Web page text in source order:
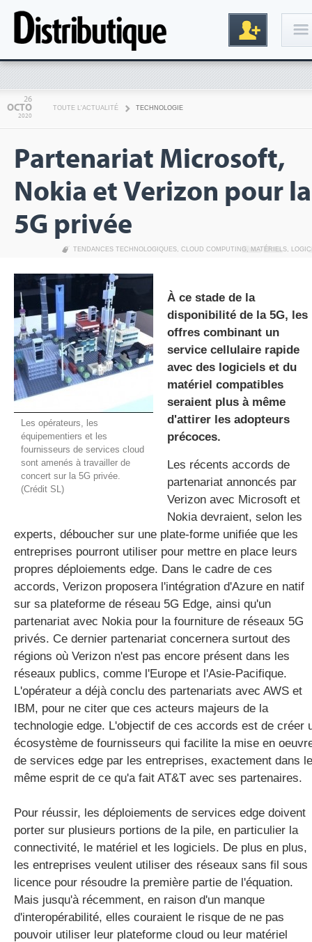
gratuite
26
OCTO
2020
TOUTE L'ACTUALITÉ TECHNOLOGIE
Partenariat Microsoft,
Nokia et Verizon pour la
5G privée
TENDANCES TECHNOLOGIQUES, CLOUD COMPUTING , MATÉRIELS,
Les opérateurs, les
équipementiers et les
fournisseurs de services cloud
sont amenés à travailler de
concert sur la 5G privée.
(Crédit SL)
À ce stade de la
disponibilité de la 5G, les
offres combinant un
service cellulaire rapide
avec des logiciels et du
matériel compatibles
seraient plus à même
d'attirer les adopteurs
précoces.
Les récents accords de
partenariat annoncés par
Verizon avec Microsoft et
Nokia devraient, selon les
experts, déboucher sur une plate-forme unifiée que les
entreprises pourront utiliser pour mettre en place leurs
propres déploiements edge. Dans le cadre de ces
accords, Verizon proposera l'intégration d'Azure en natif
sur sa plateforme de réseau 5G Edge, ainsi qu'un
partenariat avec Nokia pour la fourniture de réseaux 5G
privés. Ce dernier partenariat concernera surtout des
régions où Verizon n'est pas encore présent dans les
réseaux publics, comme l'Europe et l'Asie-Pacifique.
L'opérateur a déjà conclu des partenariats avec AWS et
IBM, pour ne citer que ces acteurs majeurs de la
technologie edge. L'objectif de ces accords est de créer
écosystème de fournisseurs qui facilite la mise en
de services edge par les entreprises, exactement dans le
même esprit de ce qu'a fait AT&T avec ses partenaires.
Pour réussir, les déploiements de services edge doivent
porter sur plusieurs portions de la pile, en particulier la
connectivité, le matériel et les logiciels. De plus en plus,
les entreprises veulent utiliser des réseaux sans fil sous
licence pour résoudre la première partie de l'équation.
Mais jusqu'à récemment, en raison d'un manque
d'interopérabilité, elles couraient le risque de ne pas
pouvoir utiliser leur plateforme cloud ou leur matériel